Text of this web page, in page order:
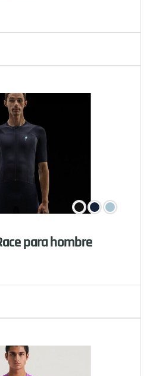
para hombre